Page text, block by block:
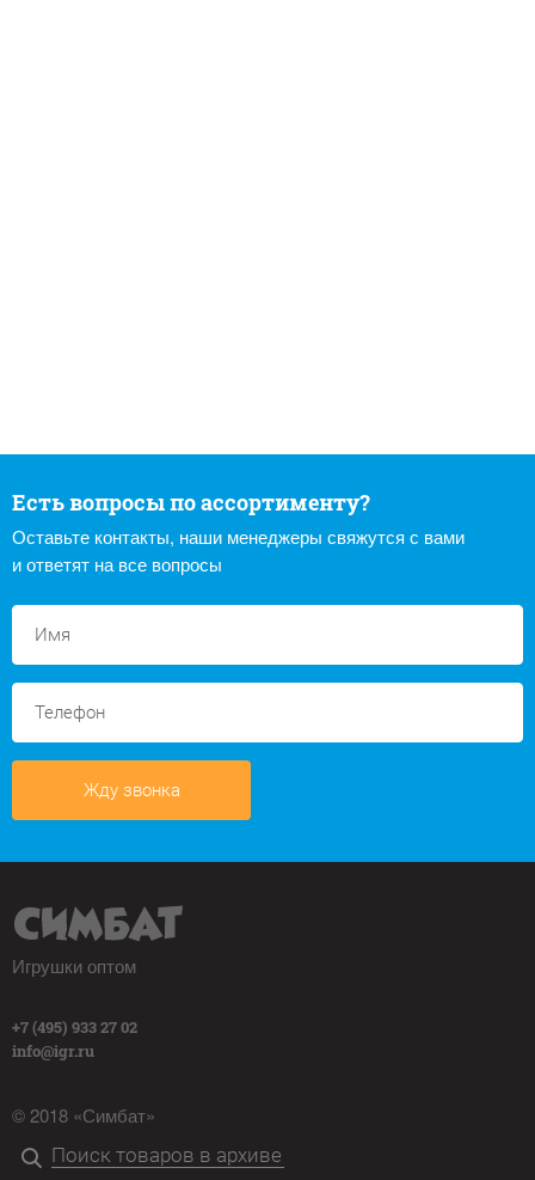
Есть вопросы по ассортименту?
Оставьте контакты, наши менеджеры свяжутся с вами
и ответят на все вопросы
Жду звонка
Игрушки оптом
+7 (495) 933 27 02
info@igr.ru
© 2018 «Симбат»